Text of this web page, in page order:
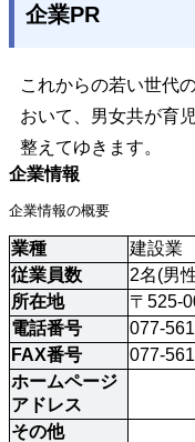
企業PR
これからの若い世代
おいて、男女共が育
整えてゆきます。
企業情報
企業情報の概要
業種
建設業
従業員数
2名(男
所在地
〒525-
電話番号
077-
FAX番号
077-
ホームページ
アドレス
その他